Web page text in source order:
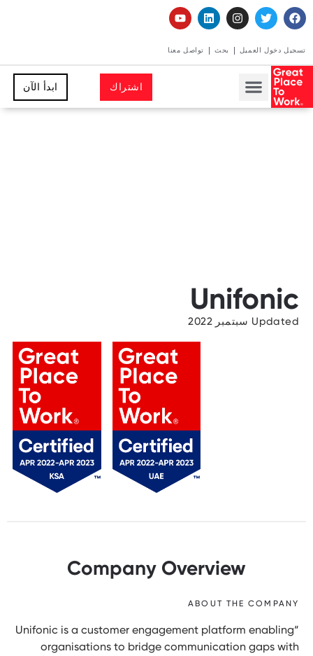
تسجيل دخول العميل بحث تواصل معنا
اشتراك ابدأ الآن
Unifonic
Updated سبتمبر 2022
Company Overview
ABOUT THE COMPANY
“Unifonic is a customer engagement platform enabling
organisations to bridge communication gaps with